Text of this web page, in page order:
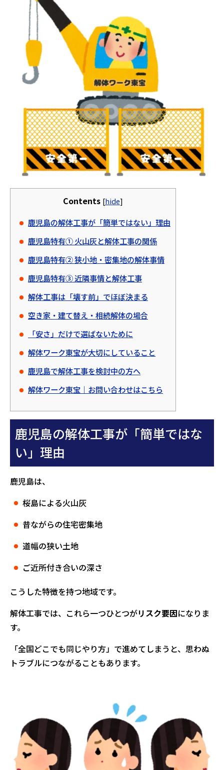
Contents [hide]
鹿児島の解体工事が「簡単ではない」理由
鹿児島特有① 火山灰と解体工事の関係
鹿児島特有② 狭小地・密集地の解体事情
鹿児島特有③ 近隣事情と解体工事
解体工事は「壊す前」でほぼ決まる
空き家・建て替え・相続解体の場合
「安さ」だけで選ばないために
解体ワーク東宝が大切にしていること
鹿児島で解体工事を検討中の方へ
解体ワーク東宝｜お問い合わせはこちら
鹿児島の解体工事が「簡単ではな
い」理由
鹿児島は、
桜島による火山灰
昔ながらの住宅密集地
道幅の狭い土地
ご近所付き合いの深さ
こうした特徴を持つ地域です。
解体工事では、これら一つひとつがリスク要因になりま
す。
「全国どこでも同じやり方」で進めてしまうと、思わぬ
トラブルにつながることもあります。